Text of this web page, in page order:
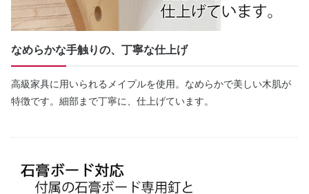
なめらかな手触りの、丁寧な仕上げ
高級家具に用いられるメイプルを使用。なめらかで美しい木肌が
特徴です。細部まで丁寧に、仕上げています。